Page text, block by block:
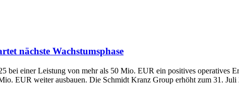
nächste Wachstumsphase
bei einer Leistung von mehr als 50 Mio. EUR ein positives operatives
EUR weiter ausbauen. Die Schmidt Kranz Group erhöht zum 31.